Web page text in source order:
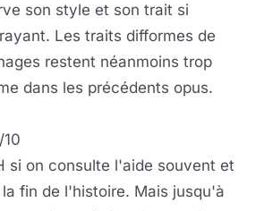
son style et son trait si
Les traits difformes de
restent néanmoins trop
dans les précédents opus.
si on consulte l'aide souvent et
fin de l'histoire. Mais jusqu'à